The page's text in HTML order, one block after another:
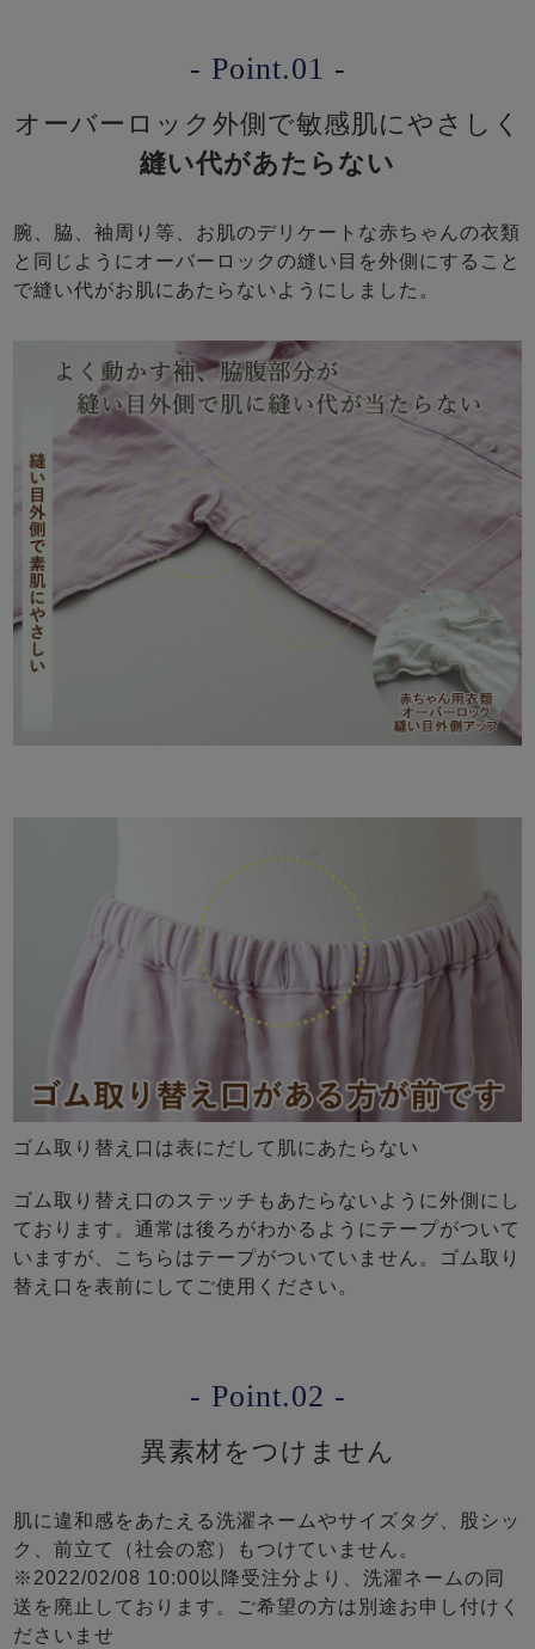
- Point.01 -
オーバーロック外側で敏感肌にやさしく
縫い代があたらない
腕、脇、袖周り等、お肌のデリケートな赤ちゃんの衣類
と同じようにオーバーロックの縫い目を外側にすること
で縫い代がお肌にあたらないようにしました。
ゴム取り替え口は表にだして肌にあたらない
ゴム取り替え口のステッチもあたらないように外側にし
ております。通常は後ろがわかるようにテープがついて
いますが、こちらはテープがついていません。ゴム取り
替え口を表前にしてご使用ください。
- Point.02 -
異素材をつけません
肌に違和感をあたえる洗濯ネームやサイズタグ、股シッ
ク、前立て（社会の窓）もつけていません。
※2022/02/08 10:00以降受注分より、洗濯ネームの同
送を廃止しております。ご希望の方は別途お申し付けく
ださいませ